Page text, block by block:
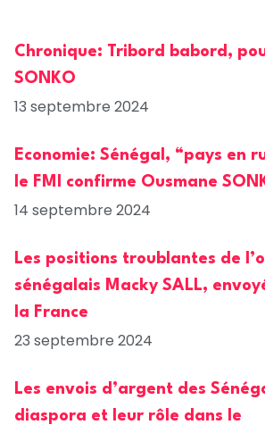
Chronique: Tribord babord,
SONKO
13 septembre 2024
Economie: Sénégal, “pays en
le FMI confirme Ousmane
14 septembre 2024
Les positions troublantes de
sénégalais Macky SALL,
la France
23 septembre 2024
Les envois d’argent des
diaspora et leur rôle dans le